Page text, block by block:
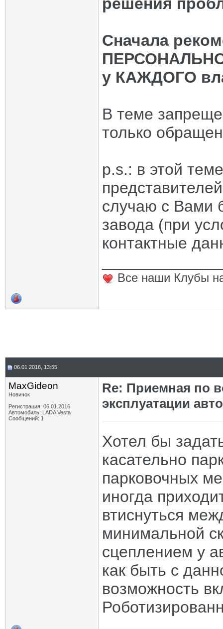
Сначала
у КАЖДОГО
В теме
только
p.s.: в этой
случаю с Вами
завода (при
контактные
Все наши Клубы
06.01.2016, 13:55
MaxGideon
Новичок
Регистрация: 06.01.2016
Автомобиль: LADA Vesta
Сообщений: 1
Re: Приемная по
эксплуатации
Хотел бы
касательно
парковочных
иногда
втиснуться
минимальной
сцеплением у
как быть с
возможность